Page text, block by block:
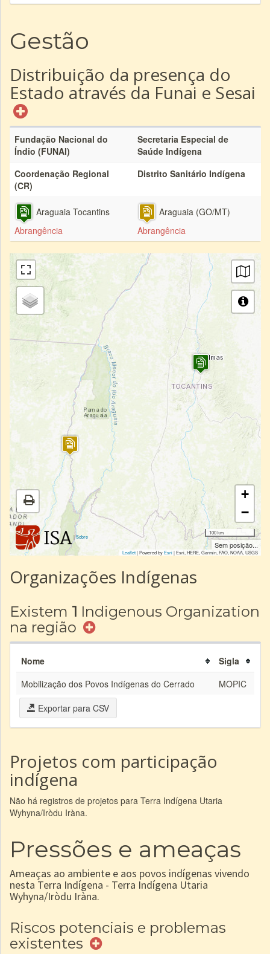
Gestão
Distribuição da presença do
Estado através da Funai e Sesai
Fundação Nacional do
Índio (FUNAI)
Secretaria Especial de
Saúde Indígena
Coordenação Regional
(CR)
Distrito Sanitário Indígena
Araguaia Tocantins
Abrangência
Araguaia (GO/MT)
Abrangência
|Sobre
+
−
100 km
Sem posição...
Leaflet| Powered byEsri|Esri, HERE, Garmin, FAO, NOAA, USGS
Organizações Indígenas
Existem 1 Indigenous Organization
na região
Nome
Sigla
Mobilização dos Povos Indígenas do Cerrado
MOPIC
Exportar para CSV
Projetos com participação
indígena
Não há registros de projetos para Terra Indígena Utaria
Wyhyna/Iròdu Iràna.
Pressões e ameaças
Ameaças ao ambiente e aos povos indígenas vivendo
nesta Terra Indígena - Terra Indígena Utaria
Wyhyna/Iròdu Iràna.
Riscos potenciais e problemas
existentes